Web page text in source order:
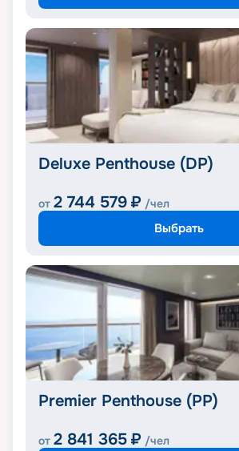
Deluxe Penthouse (DP)
от 2 744 579 ₽ /чел
Выбрать
Premier Penthouse (PP)
от 2 841 365 ₽ /чел